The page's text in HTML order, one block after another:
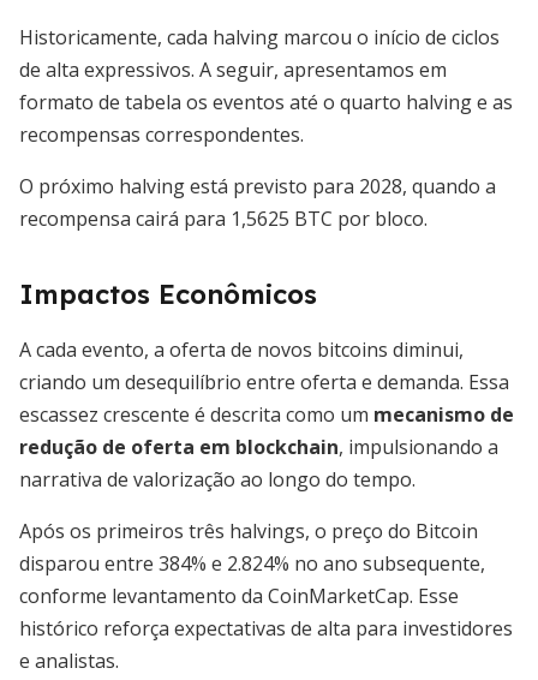
Historicamente, cada halving marcou o início de ciclos
de alta expressivos. A seguir, apresentamos em
formato de tabela os eventos até o quarto halving e as
recompensas correspondentes.
O próximo halving está previsto para 2028, quando a
recompensa cairá para 1,5625 BTC por bloco.
Impactos Econômicos
A cada evento, a oferta de novos bitcoins diminui,
criando um desequilíbrio entre oferta e demanda. Essa
escassez crescente é descrita como um mecanismo de
redução de oferta em blockchain, impulsionando a
narrativa de valorização ao longo do tempo.
Após os primeiros três halvings, o preço do Bitcoin
disparou entre 384% e 2.824% no ano subsequente,
conforme levantamento da CoinMarketCap. Esse
histórico reforça expectativas de alta para investidores
e analistas.